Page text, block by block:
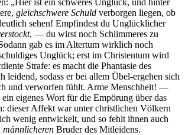
gleichschwere Schuld verborgen liegen, ob
sehen! Empfindest du Unglücklicher
, — du wirst noch Schlimmeres zu
gab es im Altertum wirklich noch
Unglück; erst im Christentum wird
Strafe: es macht die Phantasie des
leidend, sodass er bei allem Übel-ergehen sich
und verworfen fühlt. Arme Menschheit! —
eigenes Wort für die Empörung über das
dieser Affekt war unter christlichen Völkern
wenig entwickelt, und so fehlt ihnen auch
männlicheren Bruder des Mitleidens.